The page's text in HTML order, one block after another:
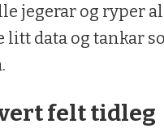
jegerar og ryper
litt data og tankar
felt tidleg